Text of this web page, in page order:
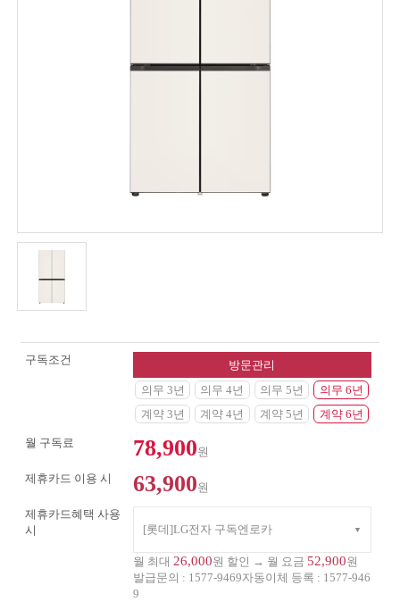
구독조건
방문관리
의무 3년
계약 3년
의무 4년
계약 4년
의무 5년
계약 5년
의무 6년
계약 6년
월 구독료 78,900원
제휴카드 이용 시
63,900원
제휴카드혜택 사용
시
[롯데]LG전자 구독엔로카
월 최대 26,000원 할인 → 월 요금 52,900원
발급문의 : 1577-9469자동이체 등록 : 1577-946
9